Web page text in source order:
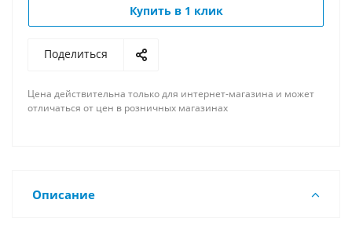
Купить в 1 клик
Поделиться
Цена действительна только для интернет-магазина и может
отличаться от цен в розничных магазинах
Описание